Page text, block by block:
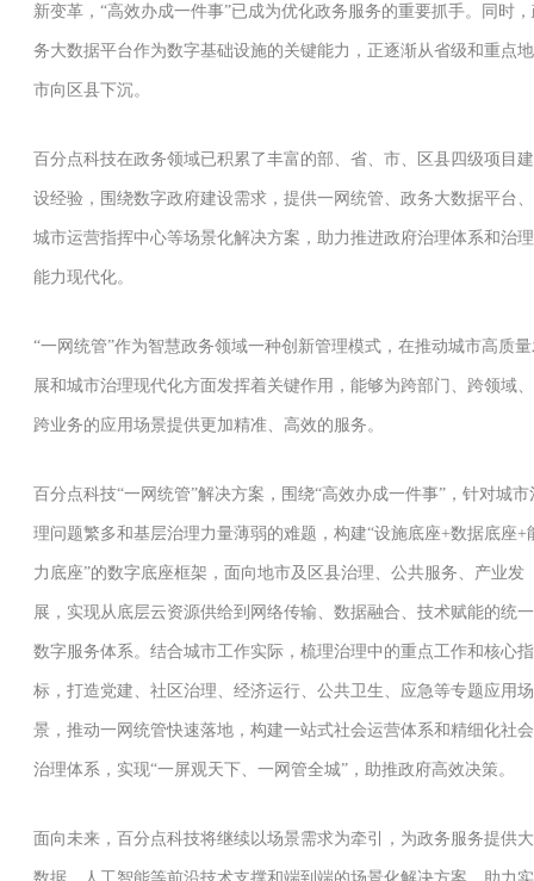
新变革，“高效办成一件事”已成为优化政务服务的重要抓手。同时
务大数据平台作为数字基础设施的关键能力，正逐渐从省级和重点地
市向区县下沉。
百分点科技在政务领域已积累了丰富的部、省、市、区县四级项目建
设经验，围绕数字政府建设需求，提供一网统管、政务大数据平台、
城市运营指挥中心等场景化解决方案，助力推进政府治理体系和治理
能力现代化。
“一网统管”作为智慧政务领域一种创新管理模式，在推动城市高质
展和城市治理现代化方面发挥着关键作用，能够为跨部门、跨领域、
跨业务的应用场景提供更加精准、高效的服务。
百分点科技“一网统管”解决方案，围绕“高效办成一件事”，针对城市
理问题繁多和基层治理力量薄弱的难题，构建“设施底座+数据底座+
力底座”的数字底座框架，面向地市及区县治理、公共服务、产业发
展，实现从底层云资源供给到网络传输、数据融合、技术赋能的统一
数字服务体系。结合城市工作实际，梳理治理中的重点工作和核心指
标，打造党建、社区治理、经济运行、公共卫生、应急等专题应用场
景，推动一网统管快速落地，构建一站式社会运营体系和精细化社会
治理体系，实现“一屏观天下、一网管全城”，助推政府高效决策。
面向未来，百分点科技将继续以场景需求为牵引，为政务服务提供大